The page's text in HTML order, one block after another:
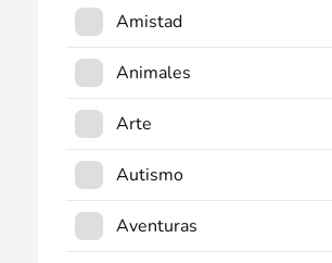
Amistad
Animales
Arte
Autismo
Aventuras